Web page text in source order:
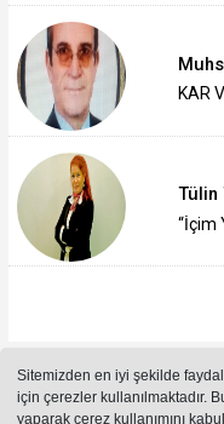
Sitemizden en iyi şekilde
için çerezler kullanılmaktadır.
yaparak çerez kullanımını
KAR
Tülin
“İçim